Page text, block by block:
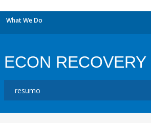
What We Do
ECON RECOVERY